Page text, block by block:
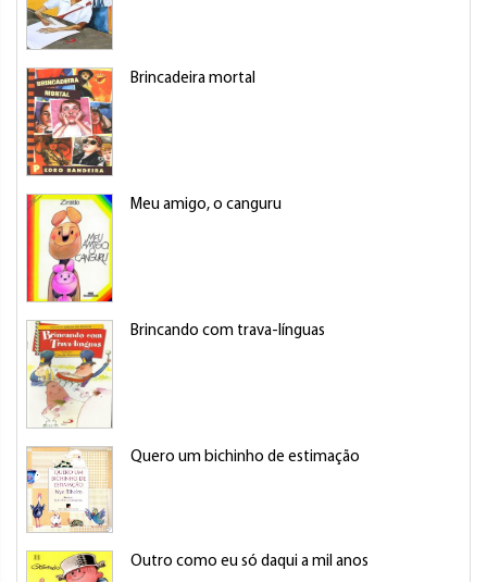
Brincadeira mortal
Meu amigo, o canguru
Brincando com trava-línguas
Quero um bichinho de estimação
Outro como eu só daqui a mil anos